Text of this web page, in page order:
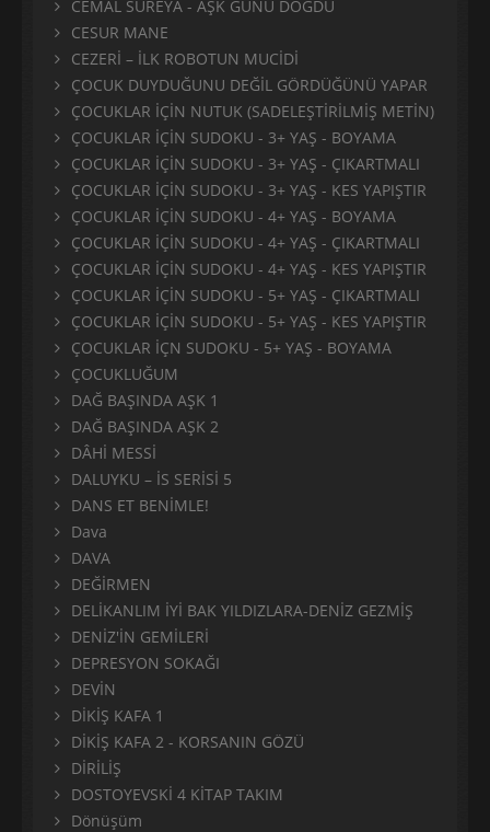
CEMAL SÜREYA - AŞK GÜNÜ DOĞDU
CESUR MANE
CEZERİ – İLK ROBOTUN MUCİDİ
ÇOCUK DUYDUĞUNU DEĞİL GÖRDÜĞÜNÜ YAPAR
ÇOCUKLAR İÇİN NUTUK (SADELEŞTİRİLMİŞ METİN)
ÇOCUKLAR İÇİN SUDOKU - 3+ YAŞ - BOYAMA
ÇOCUKLAR İÇİN SUDOKU - 3+ YAŞ - ÇIKARTMALI
ÇOCUKLAR İÇİN SUDOKU - 3+ YAŞ - KES YAPIŞTIR
ÇOCUKLAR İÇİN SUDOKU - 4+ YAŞ - BOYAMA
ÇOCUKLAR İÇİN SUDOKU - 4+ YAŞ - ÇIKARTMALI
ÇOCUKLAR İÇİN SUDOKU - 4+ YAŞ - KES YAPIŞTIR
ÇOCUKLAR İÇİN SUDOKU - 5+ YAŞ - ÇIKARTMALI
ÇOCUKLAR İÇİN SUDOKU - 5+ YAŞ - KES YAPIŞTIR
ÇOCUKLAR İÇN SUDOKU - 5+ YAŞ - BOYAMA
ÇOCUKLUĞUM
DAĞ BAŞINDA AŞK 1
DAĞ BAŞINDA AŞK 2
DÂHİ MESSİ
DALUYKU – İS SERİSİ 5
DANS ET BENİMLE!
Dava
DAVA
DEĞİRMEN
DELİKANLIM İYİ BAK YILDIZLARA-DENİZ GEZMİŞ
DENİZ'İN GEMİLERİ
DEPRESYON SOKAĞI
DEVİN
DİKİŞ KAFA 1
DİKİŞ KAFA 2 - KORSANIN GÖZÜ
DİRİLİŞ
DOSTOYEVSKİ 4 KİTAP TAKIM
Dönüşüm